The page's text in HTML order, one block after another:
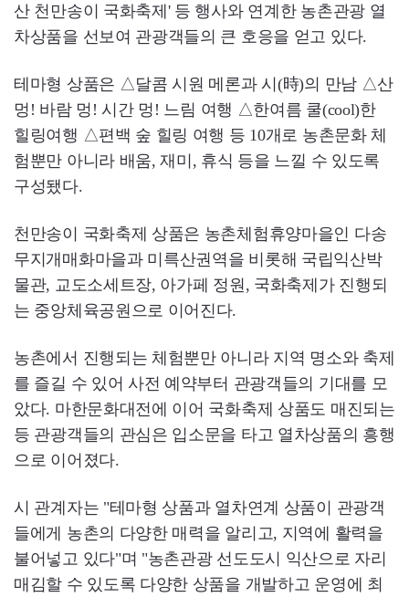
산 천만송이 국화축제' 등 행사와 연계한 농촌관광 열
차상품을 선보여 관광객들의 큰 호응을 얻고 있다.
테마형 상품은 △달콤 시원 메론과 시(時)의 만남 △산
멍! 바람 멍! 시간 멍! 느림 여행 △한여름 쿨(cool)한
힐링여행 △편백 숲 힐링 여행 등 10개로 농촌문화 체
험뿐만 아니라 배움, 재미, 휴식 등을 느낄 수 있도록
구성됐다.
천만송이 국화축제 상품은 농촌체험휴양마을인 다송
무지개매화마을과 미륵산권역을 비롯해 국립익산박
물관, 교도소세트장, 아가페 정원, 국화축제가 진행되
는 중앙체육공원으로 이어진다.
농촌에서 진행되는 체험뿐만 아니라 지역 명소와 축제
를 즐길 수 있어 사전 예약부터 관광객들의 기대를 모
았다. 마한문화대전에 이어 국화축제 상품도 매진되는
등 관광객들의 관심은 입소문을 타고 열차상품의 흥행
으로 이어졌다.
시 관계자는 "테마형 상품과 열차연계 상품이 관광객
들에게 농촌의 다양한 매력을 알리고, 지역에 활력을
불어넣고 있다"며 "농촌관광 선도도시 익산으로 자리
매김할 수 있도록 다양한 상품을 개발하고 운영에 최